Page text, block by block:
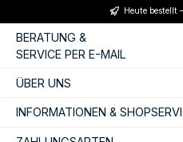
Heute bestellt
BERATUNG &
SERVICE PER E-MAIL
ÜBER UNS
INFORMATIONEN &